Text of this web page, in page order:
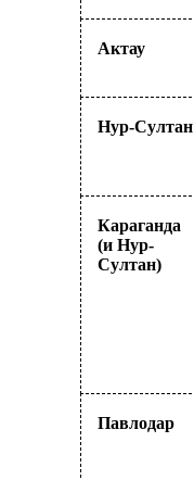
Актау
Нур-Султан
Караганда
(и Нур-
Султан)
Павлодар